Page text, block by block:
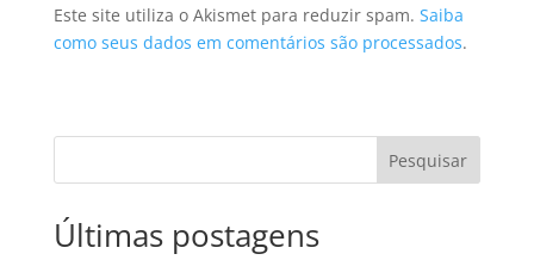
Este site utiliza o Akismet para reduzir spam. Saiba
como seus dados em comentários são processados.
Pesquisar
Últimas postagens